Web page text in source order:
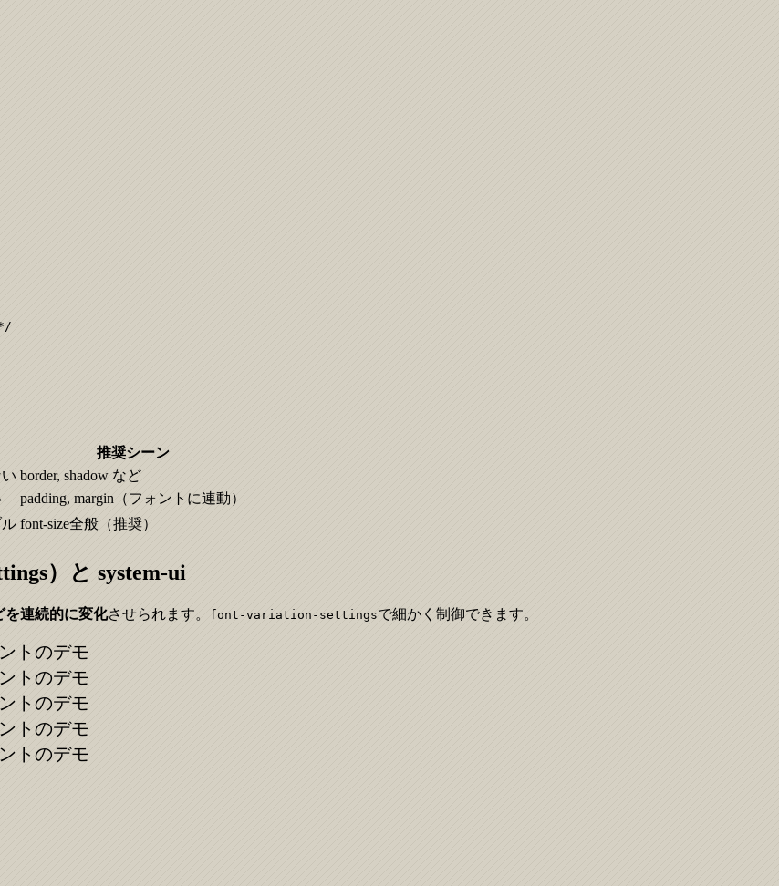
推奨シーン
border, shadow など
padding, margin（フォントに連動）
font-size全般（推奨）
）と system-ui
を連続的に変化させられます。 font-variation-settingsで細かく制御できます。
トのデモ
トのデモ
トのデモ
トのデモ
トのデモ